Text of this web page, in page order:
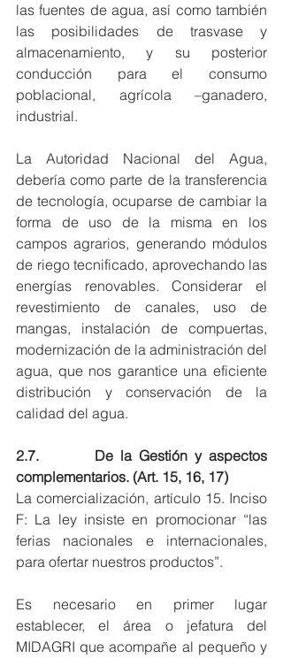
las fuentes de agua, así como también
las posibilidades de trasvase y
almacenamiento, y su posterior
conducción para el consumo
poblacional, agrícola –ganadero,
industrial.
La Autoridad Nacional del Agua,
debería como parte de la transferencia
de tecnología, ocuparse de cambiar la
forma de uso de la misma en los
campos agrarios, generando módulos
de riego tecnificado, aprovechando las
energías renovables. Considerar el
revestimiento de canales, uso de
mangas, instalación de compuertas,
modernización de la administración del
agua, que nos garantice una eficiente
distribución y conservación de la
calidad del agua.
2.7.        De la Gestión y aspectos
complementarios. (Art. 15, 16, 17)
La comercialización, artículo 15. Inciso
F: La ley insiste en promocionar “las
ferias nacionales e internacionales,
para ofertar nuestros productos”.
Es necesario en primer lugar
establecer, el área o jefatura del
MIDAGRI que acompañe al pequeño y